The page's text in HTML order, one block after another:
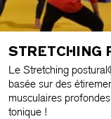
STRETCHING
Le Stretching
basée sur des
musculaires
tonique !